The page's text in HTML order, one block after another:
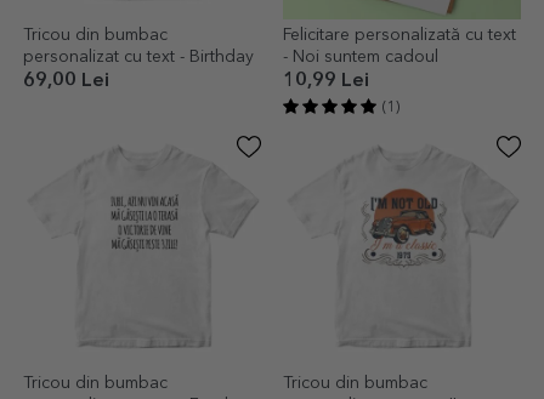
Tricou din bumbac
personalizat cu text - Birthday
69,00 Lei
Felicitare personalizată cu text
- Noi suntem cadoul
10,99 Lei
(1)
Tricou din bumbac
Tricou din bumbac